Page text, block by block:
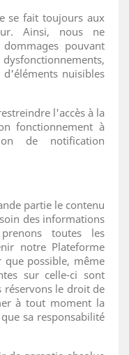
se fait toujours aux
Ainsi, nous ne
pouvant
nuisibles
l'accès à la
fonctionnement à
de notification
partie le contenu
des informations
toutes les
notre Plateforme
possible, même
sur celle-ci sont
réservons le droit de
à tout moment la
sa responsabilité